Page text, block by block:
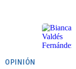
OPINIÓN